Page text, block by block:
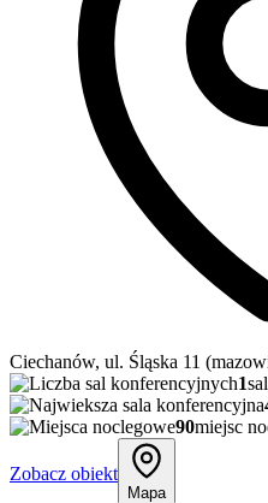
Ciechanów, ul. Śląska 11
1
90miejsc
Zobacz obiekt
Mapa